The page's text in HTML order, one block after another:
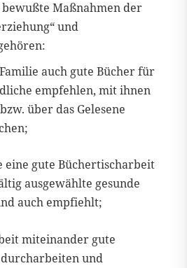
Maßnahmen der
und
auch gute Bücher für
empfehlen, mit ihnen
über das Gelesene
eine gute Büchertischarbeit
ausgewählte gesunde
auch empfiehlt;
miteinander gute
und